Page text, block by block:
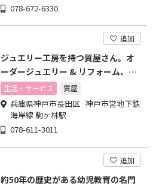
078-672-6330
追加
ジュエリー工房を持つ質屋さん。オ
ーダージュエリー & リフォーム、指
輪のサイズ直し等
生活・サービス 質屋
兵庫県神戸市長田区 神戸市営地下鉄
海岸線 駒ヶ林駅
078-611-3011
追加
約50年の歴史がある幼児教育の名門